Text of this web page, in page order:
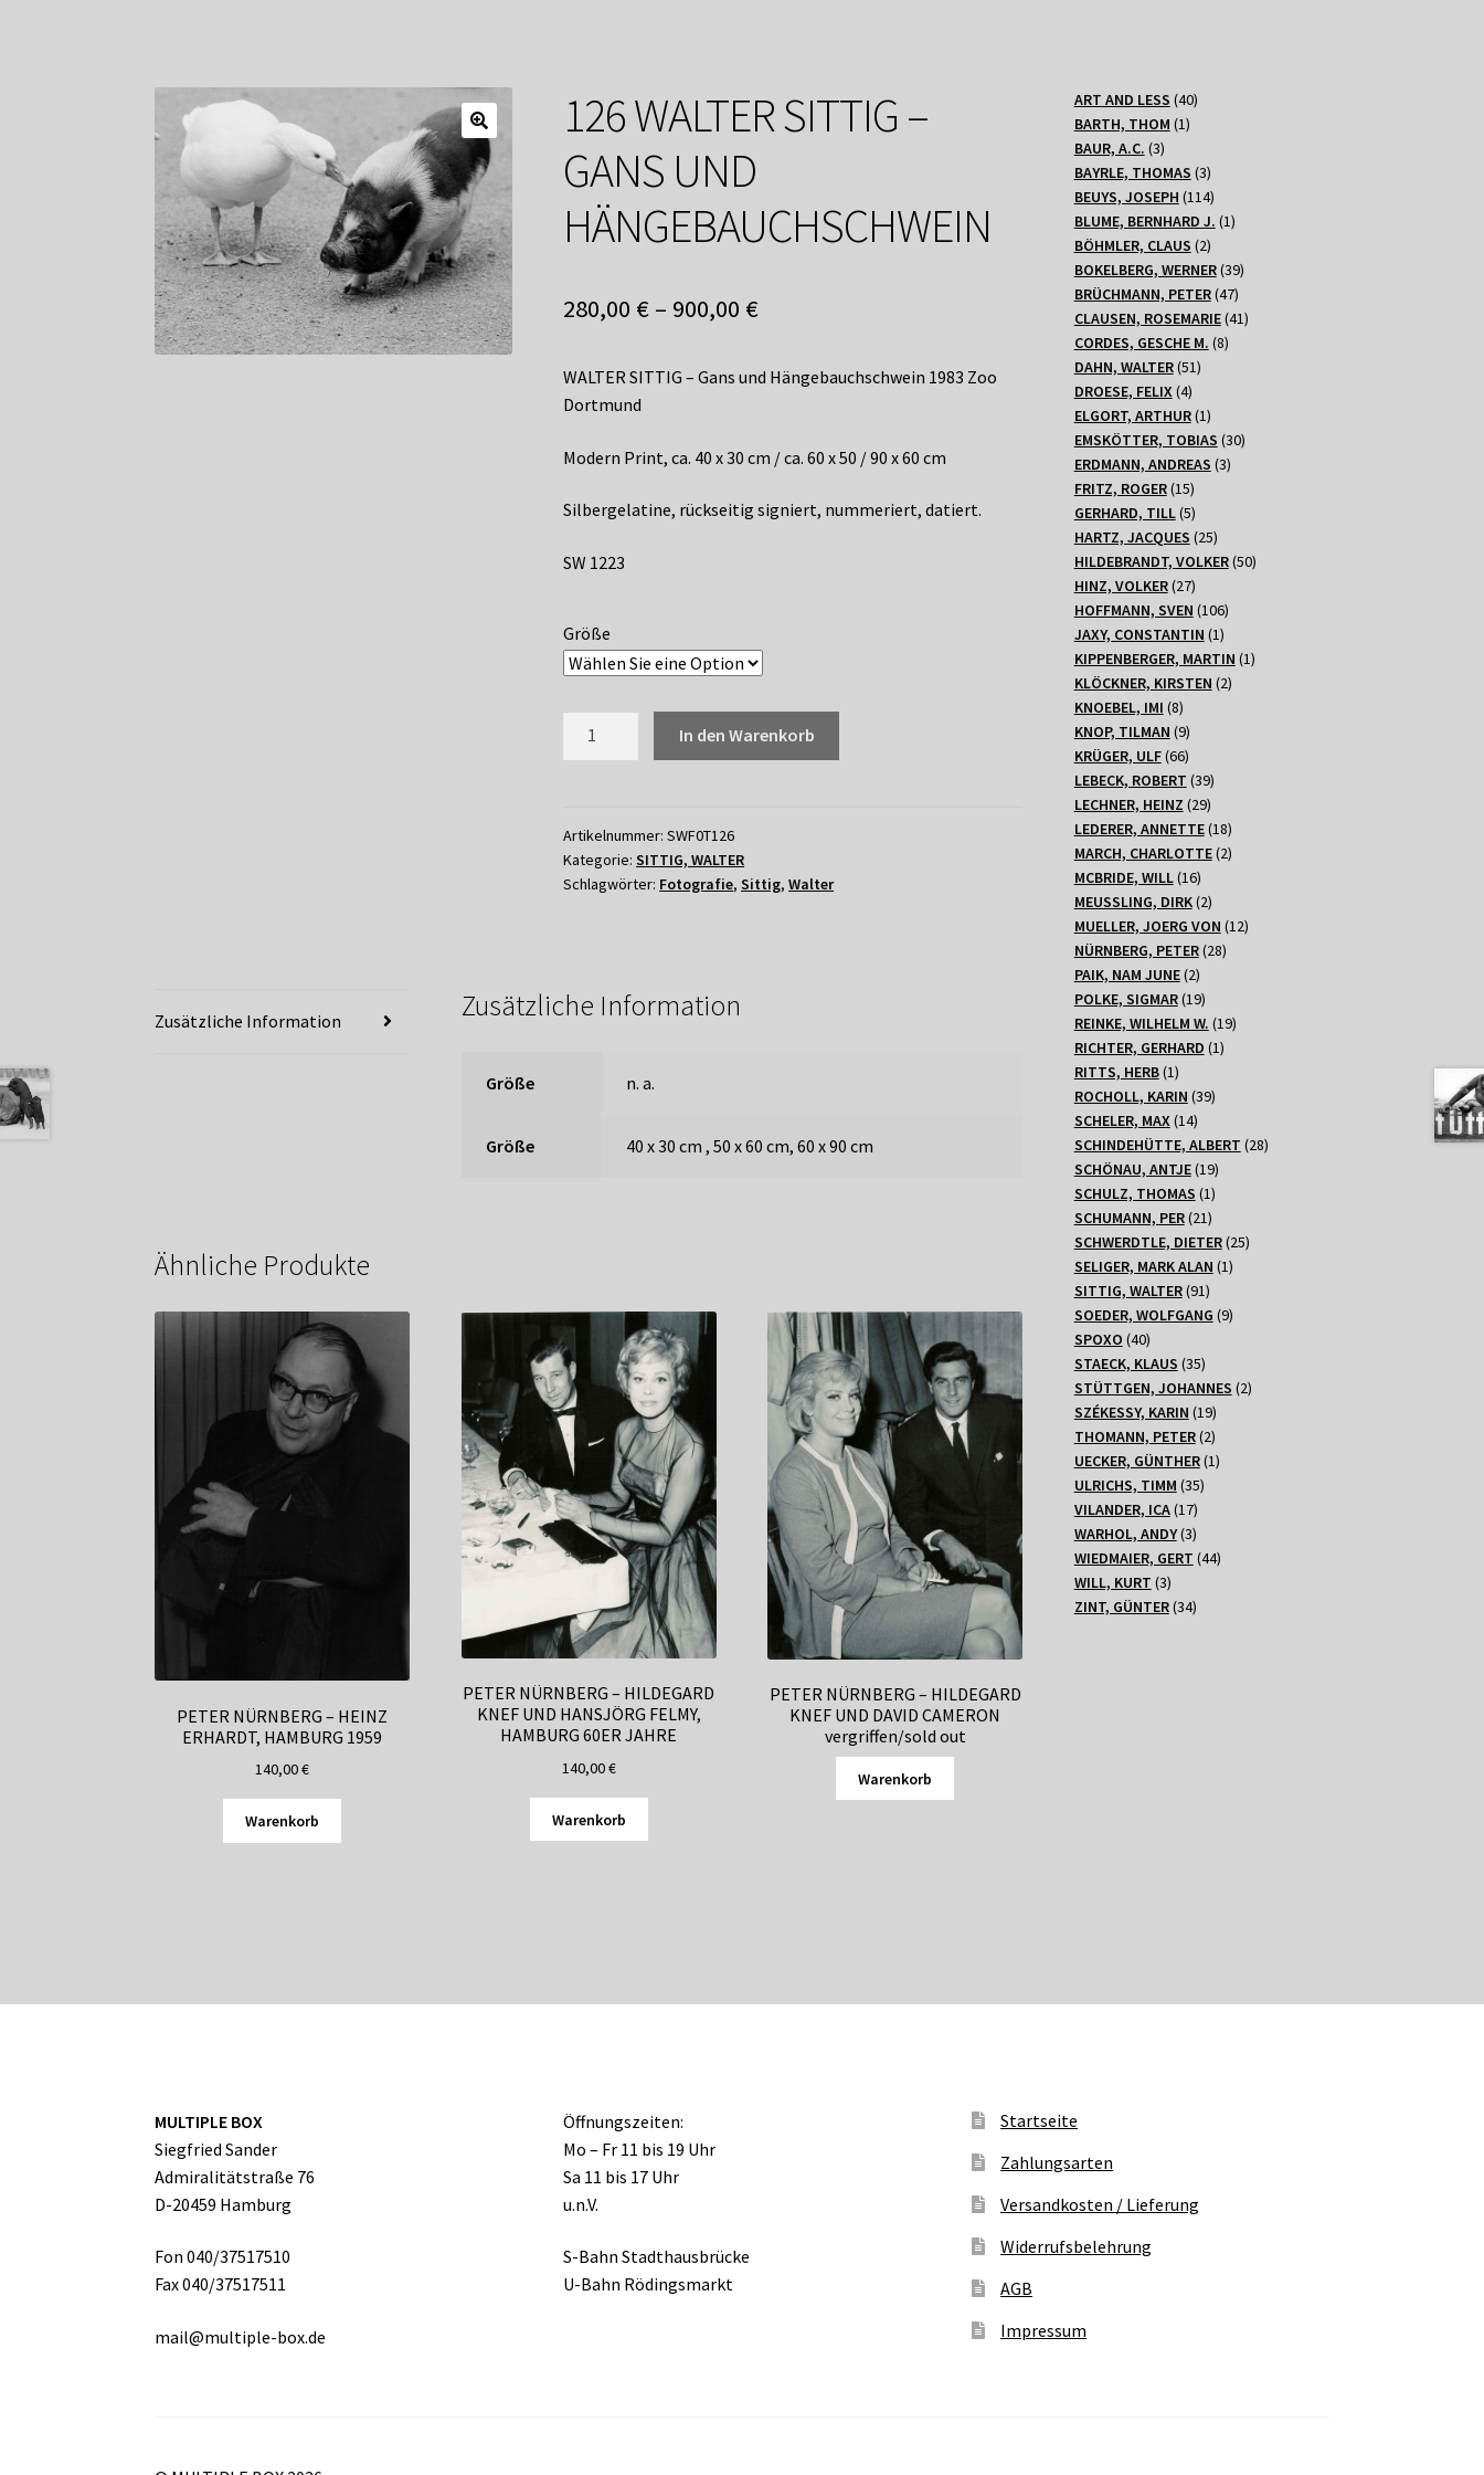
126 WALTER SITTIG –
GANS UND
HÄNGEBAUCHSCHWEIN
280,00 € – 900,00 €
WALTER SITTIG – Gans und Hängebauchschwein 1983 Zoo
Dortmund
Modern Print, ca. 40 x 30 cm / ca. 60 x 50 / 90 x 60 cm
Silbergelatine, rückseitig signiert, nummeriert, datiert.
SW 1223
Größe
GANS
UND
HÄNGEBAUCHSCHWEIN
In den Warenkorb
Artikelnummer:SWF0T126
Kategorie:SITTIG, WALTER
Schlagwörter: Fotografie,Sittig,Walter
Zusätzliche Information Zusätzliche Information
Größe n. a.
Größe 40 x 30 cm , 50 x 60 cm, 60 x 90 cm
Ähnliche Produkte
PETER NÜRNBERG – HEINZ
ERHARDT, HAMBURG 1959
140,00€
Warenkorb
PETER NÜRNBERG – HILDEGARD
KNEF UND HANSJÖRG FELMY,
HAMBURG 60ER JAHRE
140,00€
Warenkorb
PETER NÜRNBERG – HILDEGARD
KNEF UND DAVID CAMERON
vergriffen/sold out
Warenkorb
ART AND LESS 4040
BARTH, THOM 11
BAUR, A.C. 33
Produkte
BAYRLE, THOMAS 33
Produkte
BEUYS, JOSEPH 114114
Produkte
BLUME, BERNHARD J. 11
BÖHMLER, CLAUS 22
Produkte
BOKELBERG, WERNER 3939
BRÜCHMANN, PETER 4747
Produkte
CLAUSEN, ROSEMARIE 4141
CORDES, GESCHE M. 88
DAHN, WALTER 5151
DROESE, FELIX 44
Produkte
ELGORT, ARTHUR 11
Produkt
EMSKÖTTER, TOBIAS 3030
ERDMANN, ANDREAS 33
FRITZ, ROGER 1515
Produkte
GERHARD, TILL 55
Produkte
HARTZ, JACQUES 2525
Produkte
HILDEBRANDT, VOLKER 5050
HINZ, VOLKER 2727
Produkte
HOFFMANN, SVEN 106106
Produkte
JAXY, CONSTANTIN 11
Produkt
KIPPENBERGER, MARTIN 11
KLÖCKNER, KIRSTEN 22
KNOEBEL, IMI 88
Produkte
KNOP, TILMAN 99
Produkte
KRÜGER, ULF 6666
Produkte
LEBECK, ROBERT 3939
Produkte
LECHNER, HEINZ 2929
Produkte
LEDERER, ANNETTE 1818
Produkte
MARCH, CHARLOTTE 22
MCBRIDE, WILL 1616
Produkte
MEUSSLING, DIRK 22
Produkte
MUELLER, JOERG VON 1212
NÜRNBERG, PETER 2828
PAIK, NAM JUNE 22
Produkte
POLKE, SIGMAR 1919
Produkte
REINKE, WILHELM W. 1919
RICHTER, GERHARD 11
RITTS, HERB 11
Produkt
ROCHOLL, KARIN 3939
SCHELER, MAX 1414
Produkte
SCHINDEHÜTTE, ALBERT 2828
SCHÖNAU, ANTJE 1919
Produkte
SCHULZ, THOMAS 11
Produkt
SCHUMANN, PER 2121
Produkte
SCHWERDTLE, DIETER 2525
SELIGER, MARK ALAN 11
SITTIG, WALTER 9191
Produkte
SOEDER, WOLFGANG 99
SPOXO 4040
Produkte
STAECK, KLAUS 3535
Produkte
STÜTTGEN, JOHANNES 22
SZÉKESSY, KARIN 1919
Produkte
THOMANN, PETER 22
Produkte
UECKER, GÜNTHER 11
ULRICHS, TIMM 3535
VILANDER, ICA 1717
Produkte
WARHOL, ANDY 33
Produkte
WIEDMAIER, GERT 4444
WILL, KURT 33
Produkte
ZINT, GÜNTER 3434
MULTIPLE BOX
Siegfried Sander
Admiralitätstraße 76
D-20459 Hamburg
Fon 040/37517510
Fax 040/37517511
mail@multiple-box.de
Öffnungszeiten:
Mo – Fr 11 bis 19 Uhr
Sa 11 bis 17 Uhr
u.n.V.
S-Bahn Stadthausbrücke
U-Bahn Rödingsmarkt
Startseite
Zahlungsarten
Versandkosten / Lieferung
Widerrufsbelehrung
AGB
Impressum